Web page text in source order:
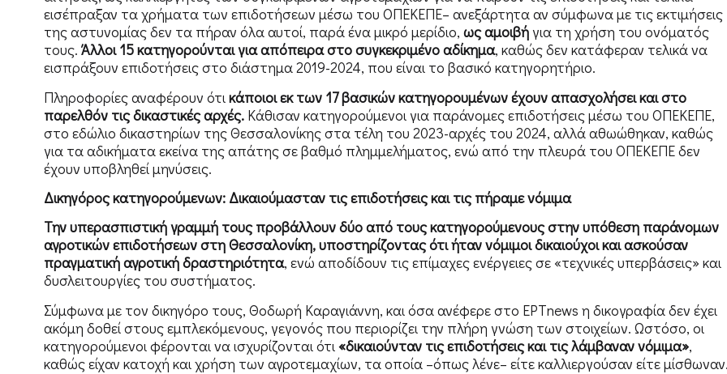
εισέπραξαν τα χρήματα των επιδοτήσεων μέσω του ΟΠΕΚΕΠΕ– ανεξάρτητα αν σύμφωνα με τις εκτιμήσεις
της αστυνομίας δεν τα πήραν όλα αυτοί, παρά ένα μικρό μερίδιο, ως αμοιβήγια τη χρήση του ονόματός
τους. Άλλοι 15 κατηγορούνται για απόπειρα στο συγκεκριμένο αδίκημα, καθώς δεν κατάφεραν τελικά να
εισπράξουν επιδοτήσεις στο διάστημα 2019-2024, που είναι το βασικό κατηγορητήριο.
Πληροφορίες αναφέρουν ότικάποιοι εκ των 17 βασικών κατηγορουμένων έχουν απασχολήσει και στο
παρελθόν τις δικαστικές αρχές.Κάθισαν κατηγορούμενοι για παράνομες επιδοτήσεις μέσω του ΟΠΕΚΕΠΕ,
στο εδώλιο δικαστηρίων της Θεσσαλονίκης στα τέλη του 2023-αρχές του 2024, αλλά αθωώθηκαν, καθώς
για τα αδικήματα εκείνα της απάτης σε βαθμό πλημμελήματος, ενώ από την πλευρά του ΟΠΕΚΕΠΕ δεν
έχουν υποβληθεί μηνύσεις.
Δικηγόρος κατηγορούμενων: Δικαιούμασταν τις επιδοτήσεις και τις πήραμε νόμιμα
Την υπερασπιστική γραμμή τους προβάλλουν δύο από τους κατηγορούμενους στην υπόθεση παράνομων
αγροτικών επιδοτήσεων στη Θεσσαλονίκη, υποστηρίζοντας ότι ήταν νόμιμοι δικαιούχοι και ασκούσαν
πραγματική αγροτική δραστηριότητα, ενώ αποδίδουν τις επίμαχες ενέργειες σε «τεχνικές υπερβάσεις» και
δυσλειτουργίες του συστήματος.
Σύμφωνα με τον δικηγόρο τους, Θοδωρή Καραγιάννη, και όσα ανέφερε στο ΕΡΤnews η δικογραφία δεν έχει
ακόμη δοθεί στους εμπλεκόμενους, γεγονός που περιορίζει την πλήρη γνώση των στοιχείων. Ωστόσο, οι
κατηγορούμενοι φέρονται να ισχυρίζονται ότι«δικαιούνταν τις επιδοτήσεις και τις λάμβαναν νόμιμα»,
καθώς είχαν κατοχή και χρήση των αγροτεμαχίων, τα οποία –όπως λένε– είτε καλλιεργούσαν είτε